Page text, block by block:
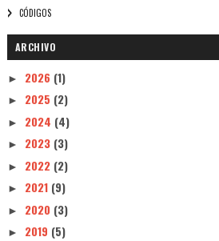
CÓDIGOS
ARCHIVO
► 2026 (1)
► 2025 (2)
► 2024 (4)
► 2023 (3)
► 2022 (2)
► 2021 (9)
► 2020 (3)
► 2019 (5)